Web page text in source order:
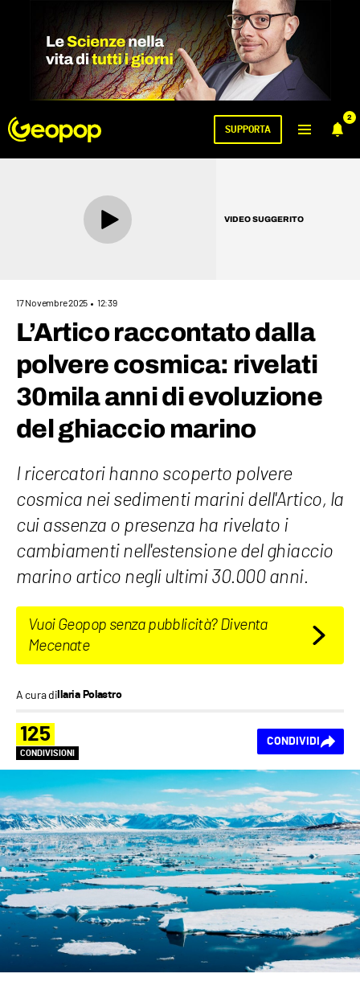
2
SUPPORTA
VIDEO SUGGERITO
17 Novembre 2025 12:39
L’Artico raccontato dalla
polvere cosmica: rivelati
30mila anni di evoluzione
del ghiaccio marino
I ricercatori hanno scoperto polvere
cosmica nei sedimenti marini dell'Artico, la
cui assenza o presenza ha rivelato i
cambiamenti nell'estensione del ghiaccio
marino artico negli ultimi 30.000 anni.
Vuoi Geopop senza pubblicità? Diventa
Mecenate
A cura di Ilaria Polastro
125
CONDIVISIONI
CONDIVIDI